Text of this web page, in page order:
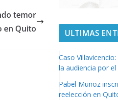
temor
en Quito
ULTIMAS
Caso
la audiencia por
Pabel Muñoz
reelección en